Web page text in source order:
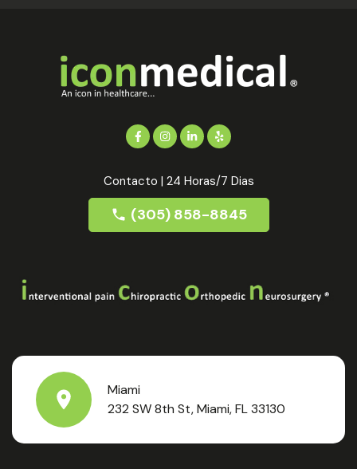
Contacto | 24 Horas/7 Dias
(305) 858-8845
Miami
232 SW 8th St, Miami, FL 33130